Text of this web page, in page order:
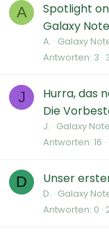
A
Spotlight
Galaxy
A. Galaxy
Antworten 3
J
Hurra, das
Die
J. Galaxy
Antworten 16
D Unser
D. Galaxy
Antworten 0